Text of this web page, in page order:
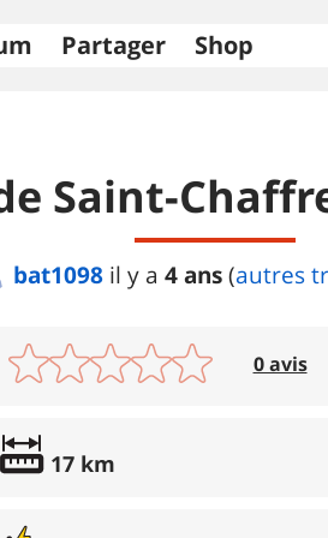
Partager Shop
Saint-
bat1098 il y a 4 ans (autres
0 avis
17 km